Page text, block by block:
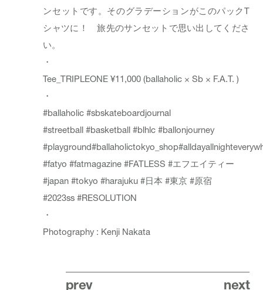
ンセットです。そのグラデーションがこのパックT
シャツに！ 旅先のサンセットで思い出してくださ
い。
・
Tee_TRIPLEONE ¥11,000 (ballaholic × Sb × F.A.T. )
・
#ballaholic #sbskateboardjournal
#streetball #basketball #blhlc #ballonjourney
#playground#ballaholictokyo_shop
#fatyo #fatmagazine #FATLESS #エフエイティー
#japan #tokyo #harajuku #日本 #東京 #原宿
#2023ss #RESOLUTION
・
Photography : Kenji Nakata
prev next